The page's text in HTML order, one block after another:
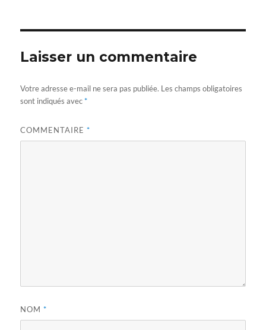
Laisser un commentaire
Votre adresse e-mail ne sera pas publiée. Les champs obligatoires
sont indiqués avec*
COMMENTAIRE*
NOM*